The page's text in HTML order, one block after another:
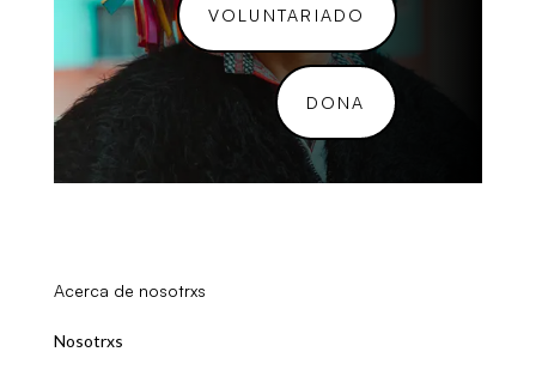
VOLUNTARIADO
DONA
Acerca de nosotrxs
Nosotrxs